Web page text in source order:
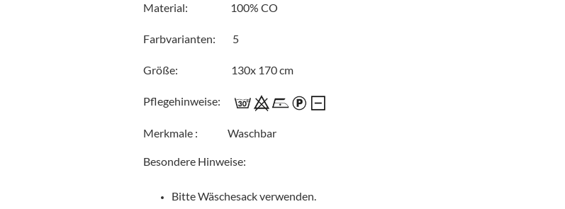
Material: 100% CO
Farbvarianten: 5
Größe: 130x 170 cm
Pflegehinweise:
Merkmale : Waschbar
Besondere Hinweise:
Bitte Wäschesack verwenden.